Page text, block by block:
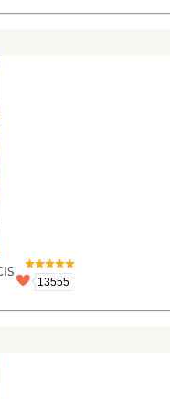
13555